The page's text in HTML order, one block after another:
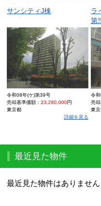
サンシティJ棟
令和08年(ケ)第39号
売却基準価額： 23,280,000円
東京都
詳細を見る
ラ
第
令
売却
東
最近見た物件
最近見た物件はありません